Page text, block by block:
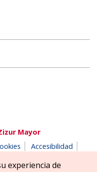
Mayor
Accesibilidad
experiencia de